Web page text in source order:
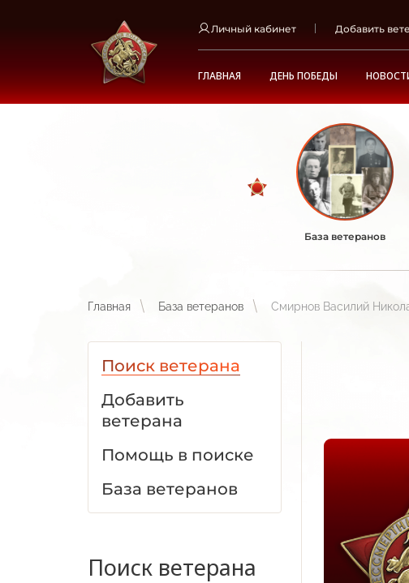
Личный кабинет Добавить
ГЛАВНАЯ ДЕНЬ ПОБЕДЫ
База ветеранов
Главная База ветеранов Смирнов Василий
Поиск ветерана
Добавить
ветерана
Помощь в поиске
База ветеранов
Поиск ветерана